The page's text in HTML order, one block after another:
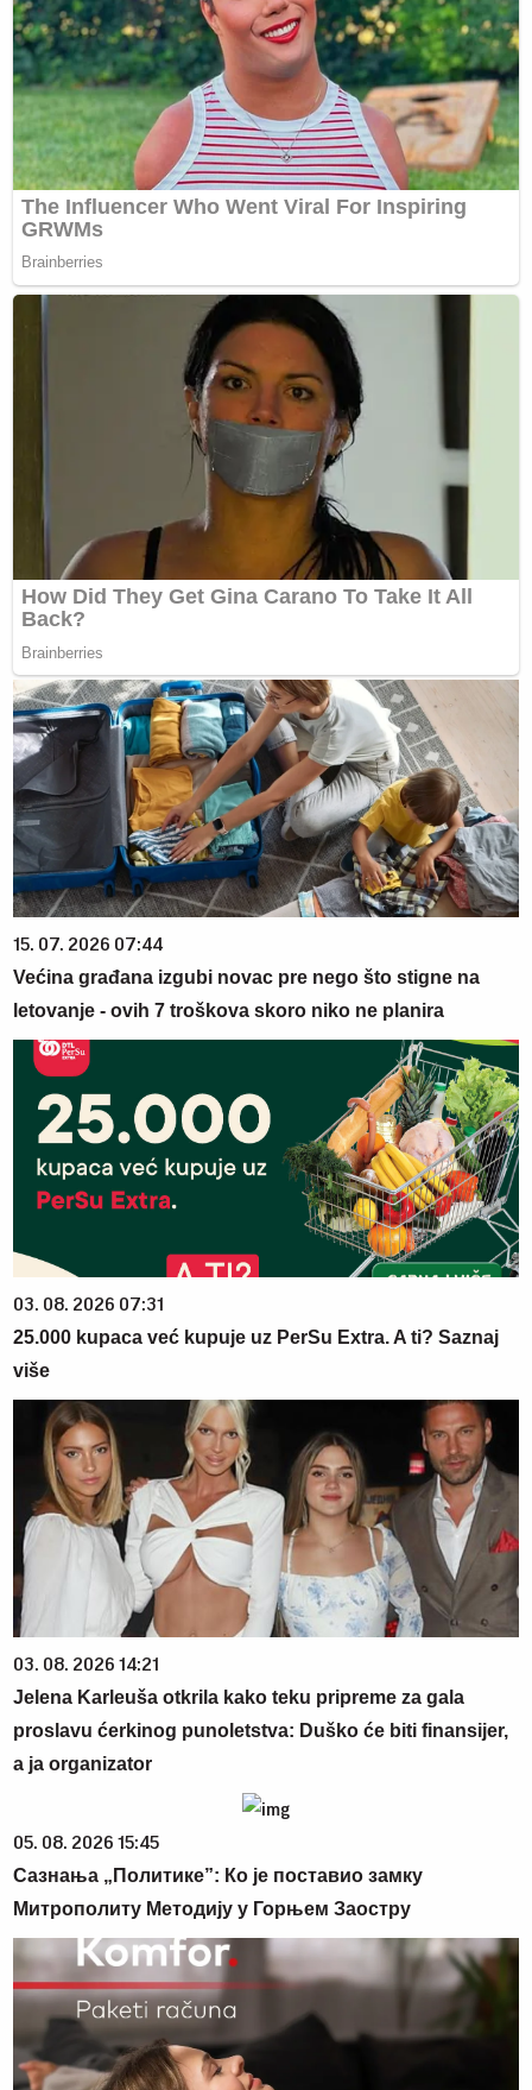
15. 07. 2026 07:44
Većina građana izgubi novac pre nego što stigne na
letovanje - ovih 7 troškova skoro niko ne planira
03. 08. 2026 07:31
25.000 kupaca već kupuje uz PerSu Extra. A ti? Saznaj
više
03. 08. 2026 14:21
Jelena Karleuša otkrila kako teku pripreme za gala
proslavu ćerkinog punoletstva: Duško će biti finansijer,
a ja organizator
05. 08. 2026 15:45
Сазнања „Политике”: Ко је поставио замку
Митрополиту Методију у Горњем Заостру